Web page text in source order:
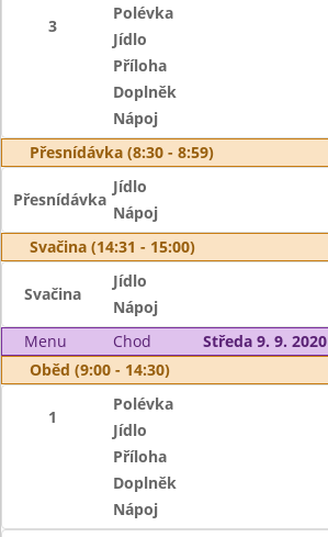
3
Polévka
Jídlo
Příloha
Doplněk
Nápoj
Přesnídávka (8:30 - 8:59)
Přesnídávka
Jídlo
Nápoj
Svačina (14:31 - 15:00)
Svačina
Jídlo
Nápoj
Menu
Chod
Středa 9. 9. 2020
Oběd (9:00 - 14:30)
1
Polévka
Jídlo
Příloha
Doplněk
Nápoj